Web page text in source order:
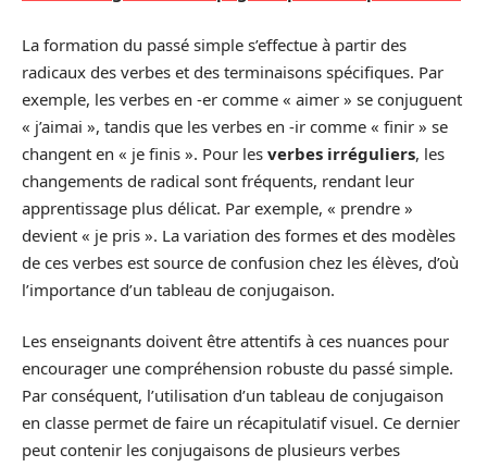
La formation du passé simple s’effectue à partir des
radicaux des verbes et des terminaisons spécifiques. Par
exemple, les verbes en -er comme « aimer » se conjuguent
« j’aimai », tandis que les verbes en -ir comme « finir » se
changent en « je finis ». Pour les verbes irréguliers, les
changements de radical sont fréquents, rendant leur
apprentissage plus délicat. Par exemple, « prendre »
devient « je pris ». La variation des formes et des modèles
de ces verbes est source de confusion chez les élèves, d’où
l’importance d’un tableau de conjugaison.
Les enseignants doivent être attentifs à ces nuances pour
encourager une compréhension robuste du passé simple.
Par conséquent, l’utilisation d’un tableau de conjugaison
en classe permet de faire un récapitulatif visuel. Ce dernier
peut contenir les conjugaisons de plusieurs verbes